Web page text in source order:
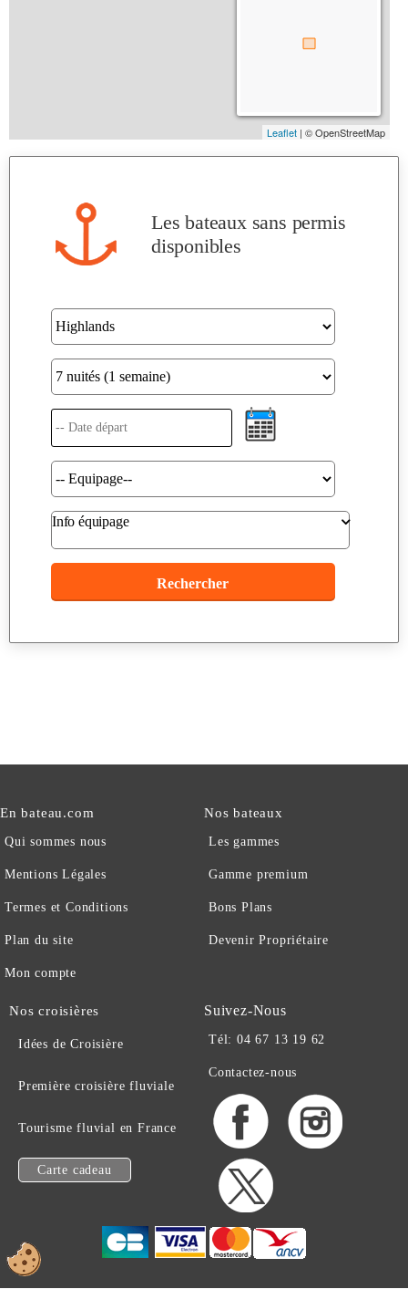
Les bateaux sans permis
disponibles
Info équipage
En bateau.com
Qui sommes nous
Mentions Légales
Termes et Conditions
Plan du site
Mon compte
Nos bateaux
Les gammes
Gamme premium
Bons Plans
Devenir Propriétaire
Nos croisières
Idées de Croisière
Première croisière fluviale
Tourisme fluvial en France
Carte cadeau
Suivez-Nous
Tél: 04 67 13 19 62
Contactez-nous